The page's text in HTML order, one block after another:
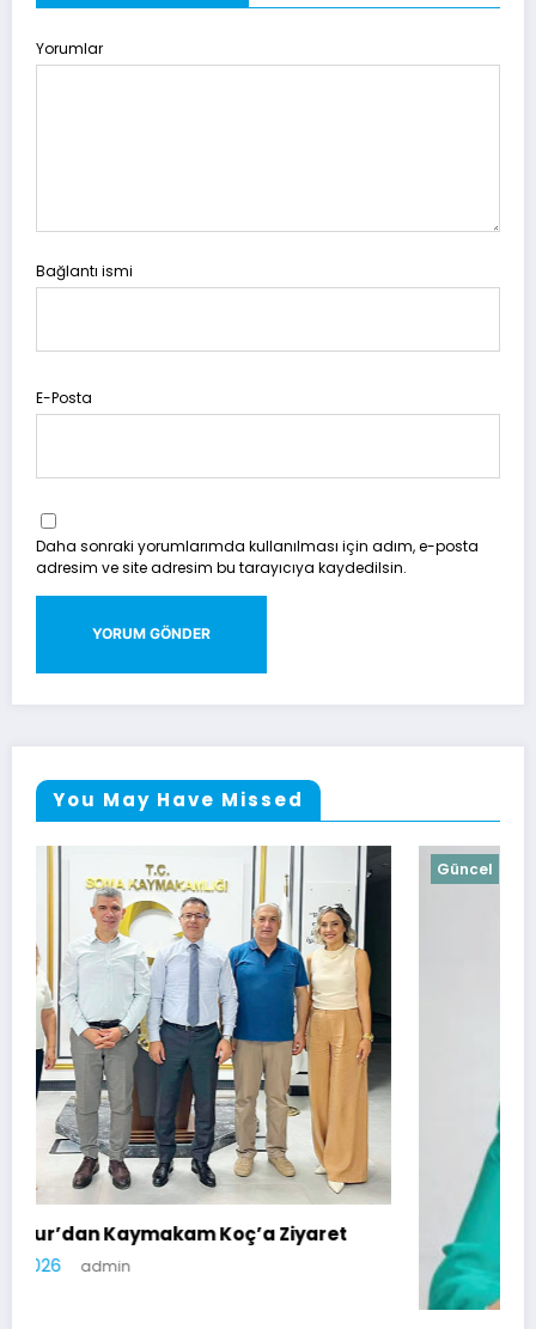
Yorumlar
Bağlantı ismi
E-Posta
Daha sonraki yorumlarımda kullanılması için adım, e-posta
adresim ve site adresim bu tarayıcıya kaydedilsin.
You May Have Missed
Güncel